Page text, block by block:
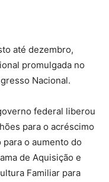
até dezembro,
promulgada no
Nacional.
federal liberou
para o acréscimo
o aumento do
de Aquisição e
Familiar para